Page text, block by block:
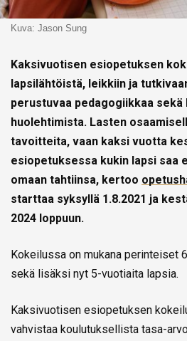
Kuva: Jason Sung
Kaksivuotisen esiopetuksen
lapsilähtöistä, leikkiin ja
perustuvaa pedagogiikkaa
huolehtimista. Lasten
tavoitteita, vaan kaksi vuotta
esiopetuksessa kukin lapsi saa
omaan tahtiinsa, kertoo
starttaa syksyllä 1.8.2021 ja
2024 loppuun.
Kokeilussa on mukana perinteiset
sekä lisäksi nyt 5-vuotiaita lapsia.
Kaksivuotisen esiopetuksen
vahvistaa koulutuksellista tasa-